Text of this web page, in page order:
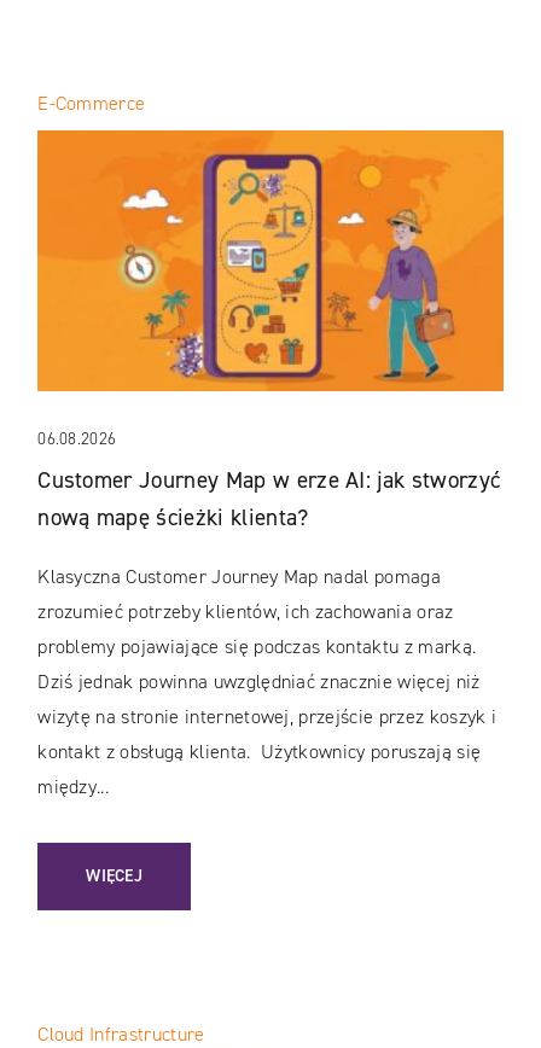
06.08.2026
Customer Journey Map w erze AI: jak stworzyć
nową mapę ścieżki klienta?
E-Commerce
Klasyczna Customer Journey Map nadal pomaga
zrozumieć potrzeby klientów, ich zachowania oraz
problemy pojawiające się podczas kontaktu z marką.
Dziś jednak powinna uwzględniać znacznie więcej niż
wizytę na stronie internetowej, przejście przez koszyk i
kontakt z obsługą klienta. Użytkownicy poruszają się
między...
WIĘCEJ
: CUSTOMER JOURNEY MAP W ERZE AI: JAK STWORZYĆ
Cloud Infrastructure